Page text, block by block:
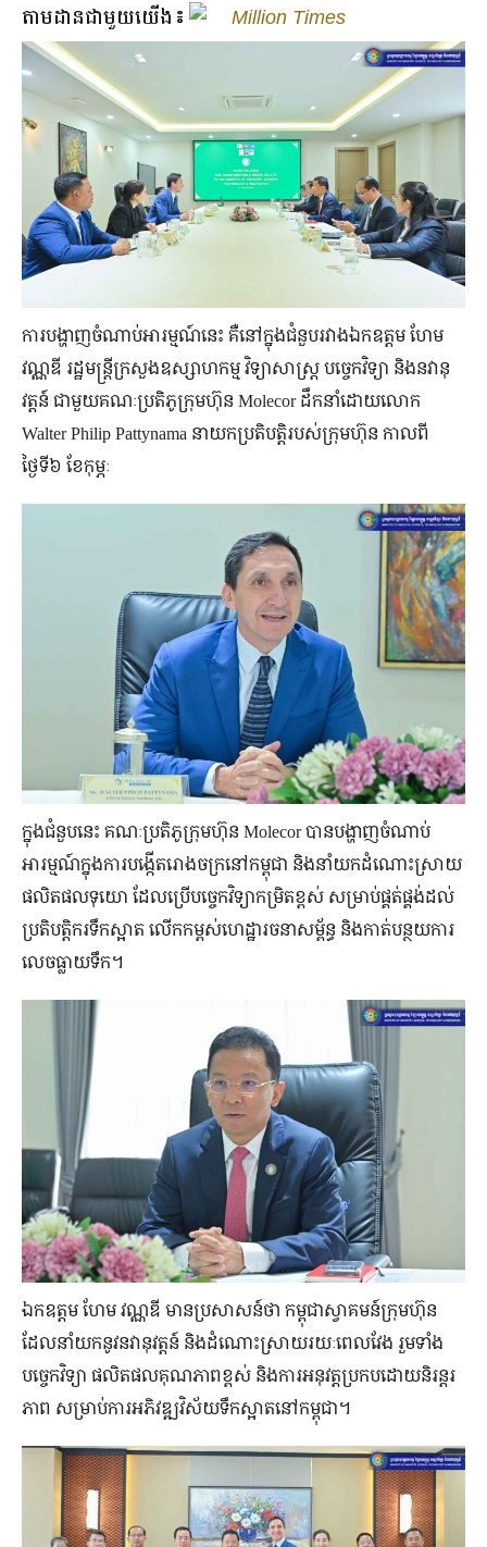
តាមដានជាមួយយើង៖ Million Times
ការបង្ហាញចំណាប់អារម្មណ៍នេះ គឺនៅក្នុងជំនួបរវាងឯកឧត្ដម ហែម
វណ្ណឌី រដ្ឋមន្ត្រីក្រសួងឧស្សាហកម្ម វិទ្យាសាស្ត្រ បច្ចេកវិទ្យា និងនវានុ
វត្តន៍ ជាមួយគណៈប្រតិភូក្រុមហ៊ុន Molecor ដឹកនាំដោយលោក
Walter Philip Pattynama នាយកប្រតិបត្តិរបស់ក្រុមហ៊ុន កាលពី
ថ្ងៃទី៦ ខែកុម្ភៈ
ក្នុងជំនួបនេះ គណៈប្រតិភូក្រុមហ៊ុន Molecor បានបង្ហាញចំណាប់
អារម្មណ៍ក្នុងការបង្កើតរោងចក្រនៅកម្ពុជា និងនាំយក​ដំណោះ​ស្រាយ​
ផលិតផលទុយោ ដែលប្រើបច្ចេក​វិទ្យាកម្រិតខ្ពស់ សម្រាប់ផ្គត់ផ្គង់ដល់
ប្រតិបត្តិករទឹកស្អាត លើក​កម្ពស់​ហេដ្ឋា​រចនាសម្ព័ន្ធ និងកាត់បន្ថយការ
លេចធ្លាយទឹក។
ឯកឧត្ដម ហែម វណ្ណឌី មានប្រសាសន៍ថា កម្ពុជាស្វាគមន៍ក្រុមហ៊ុន
ដែលនាំយកនូវនវានុវត្តន៍ និងដំណោះស្រាយរយៈពេលវែង រួមទាំង
បច្ចេកវិទ្យា ផលិតផលគុណភាពខ្ពស់ និងការអនុវត្តប្រកបដោយនិរន្តរ
ភាព សម្រាប់ការអភិវឌ្ឍវិស័យទឹកស្អាតនៅកម្ពុជា។